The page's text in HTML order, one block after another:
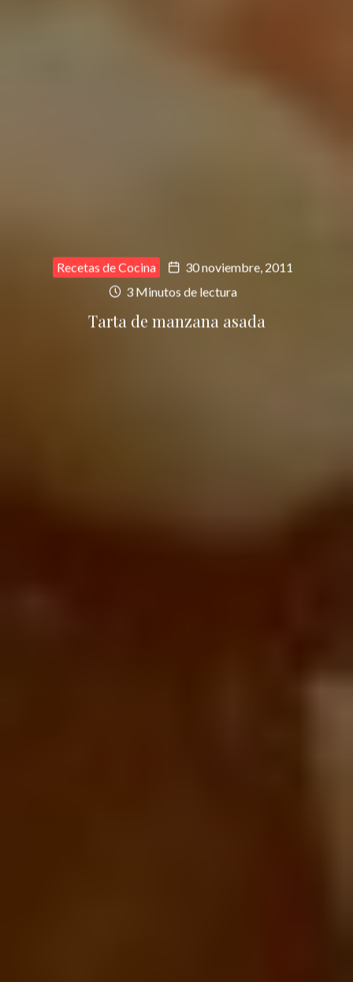
Recetas de Cocina
30 noviembre, 2011
3 Minutos de lectura
Tarta de manzana asada